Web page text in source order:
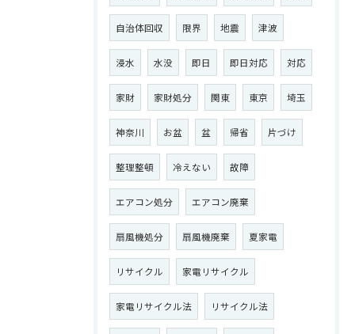
自治体回収 限界 地震 津波
浸水 水没 即日 即日対応 対応
家財 家財処分 関東 東京 埼玉
神奈川 お盆 盆 帰省 片づけ
整理整頓 冷えない 故障
エアコン処分 エアコン廃棄
扇風機処分 扇風機廃棄 夏家電
リサイクル 家電リサイクル
家電リサイクル法 リサイクル法